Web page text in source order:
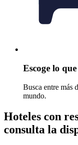
Escoge lo
Busca entre más
mundo.
Hoteles con
consulta la